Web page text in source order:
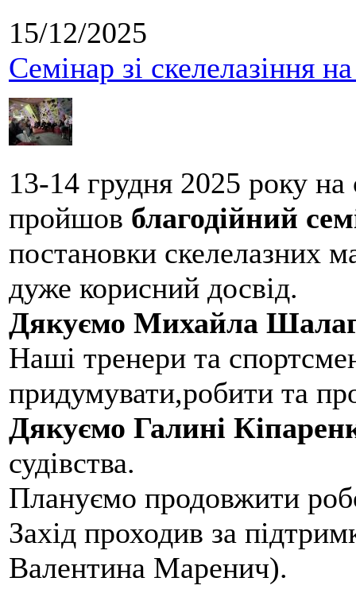
15/12/2025
Семінар зі скелелазіння
13-14 грудня 2025 року
пройшов благодійний
постановки скелелазних
дуже корисний досвід.
Дякуємо Михайла
Наші тренери та
придумувати,робити та
Дякуємо Галині
судівства.
Плануємо продовжити
Захід проходив за
Валентина Маренич).